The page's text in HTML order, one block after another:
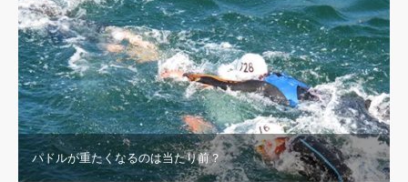
パドルが重たくなるのは当たり前？